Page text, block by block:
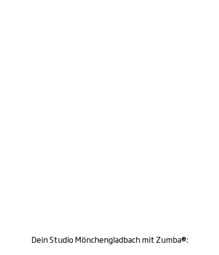
Dein Studio Mönchengladbach mit Zumba®: